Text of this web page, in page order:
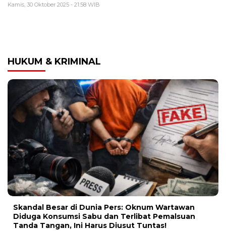
Kamis, 30 Oktober 2025 - 21:58 WIB
HUKUM & KRIMINAL
Skandal Besar di Dunia Pers: Oknum Wartawan
Diduga Konsumsi Sabu dan Terlibat Pemalsuan
Tanda Tangan, Ini Harus Diusut Tuntas!